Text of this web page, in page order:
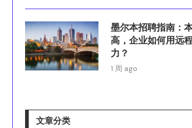
墨尔本招聘指南：
高，企业如何用远
力？
1 周 ago
文章分类